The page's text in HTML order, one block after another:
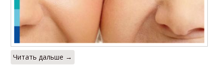
Читать дальше →